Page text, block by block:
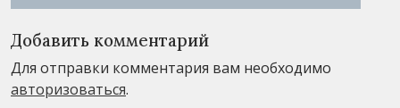
Добавить комментарий
Для отправки комментария вам необходимо
авторизоваться.